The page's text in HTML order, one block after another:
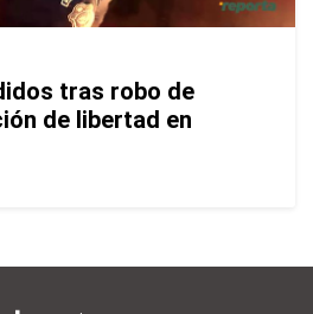
tras robo de
de libertad en